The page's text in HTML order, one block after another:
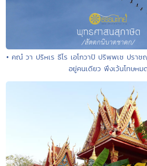
• คณํ วา ปริหเร ธีโร เอโกวาปิ ปริพฺพเช ปรา
อยู่คนเดียว พึงเว้นโทษหม